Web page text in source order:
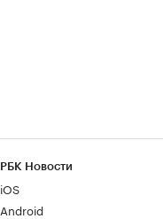
РБК Новости
iOS
Android